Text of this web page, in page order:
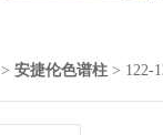
> 安捷伦色谱柱 > 122-